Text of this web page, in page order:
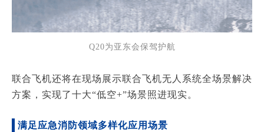
Q20为亚东会保驾护航
联合飞机还将在现场展示联合飞机无人系统全场景解决
方案，实现了十大“低空+”场景照进现实。
满足应急消防领域多样化应用场景